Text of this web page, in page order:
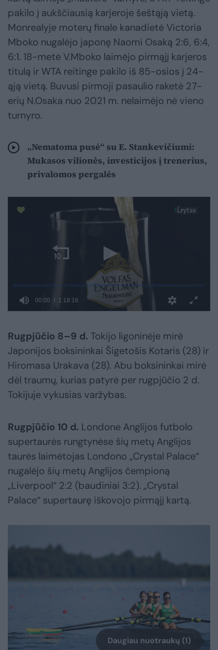
pakilo į aukščiausią karjeroje šeštąją vietą.
Monrealyje moterų finale kanadietė Victoria
Mboko nugalėjo japonę Naomi Osaką 2:6, 6:4,
6:1. 18-metė V.Mboko laimėjo pirmąjį karjeros
titulą ir WTA reitinge pakilo iš 85-osios į 24-
ąją vietą. Buvusi pirmoji pasaulio raketė 27-
erių N.Osaka nuo 2021 m. nelaimėjo nė vieno
turnyro.
„Nematoma pusė“ su E. Stankevičiumi:
Mukasos vilionės, investicijos į trenerius,
privalomos pergalės
Rugpjūčio 8–9 d. Tokijo ligoninėje mirė
Japonijos boksininkai Šigetošis Kotaris (28) ir
Hiromasa Urakava (28). Abu boksininkai mirė
dėl traumų, kurias patyrė per rugpjūčio 2 d.
Tokijuje vykusias varžybas.
Rugpjūčio 10 d. Londone Anglijos futbolo
supertaurės rungtynėse šių metų Anglijos
taurės laimėtojas Londono „Crystal Palace“
nugalėjo šių metų Anglijos čempioną
„Liverpool“ 2:2 (baudiniai 3:2). „Crystal
Palace“ supertaurę iškovojo pirmąjį kartą.
Daugiau nuotraukų (1)